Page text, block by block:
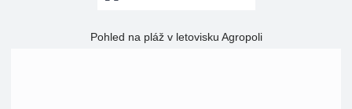
Pohled na pláž v letovisku Agropoli